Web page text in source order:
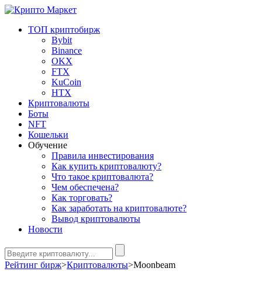
ТОП криптобирж
Bybit
Binance
OKX
FTX
KuCoin
HTX
Криптовалюты
Боты
NFT
Кошельки
Обучение
Правила инвестирования
Как купить криптовалюту?
Что такое криптовалюта?
Чем обеспечена?
Как торговать?
Как заработать на криптовалюте?
Вывод криптовалюты
Новости
Рейтинг бирж>Криптовалюты>Moonbeam